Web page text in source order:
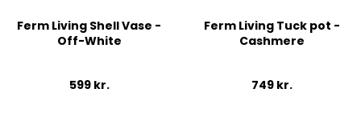
Ferm Living Shell Vase -
Off-White
599 kr.
Ferm Living Tuck pot -
Cashmere
749 kr.